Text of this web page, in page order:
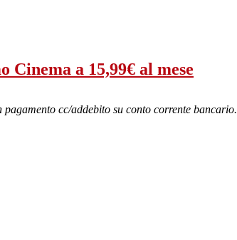
Cinema a 15,99€ al mese
cc/addebito su conto corrente bancario.